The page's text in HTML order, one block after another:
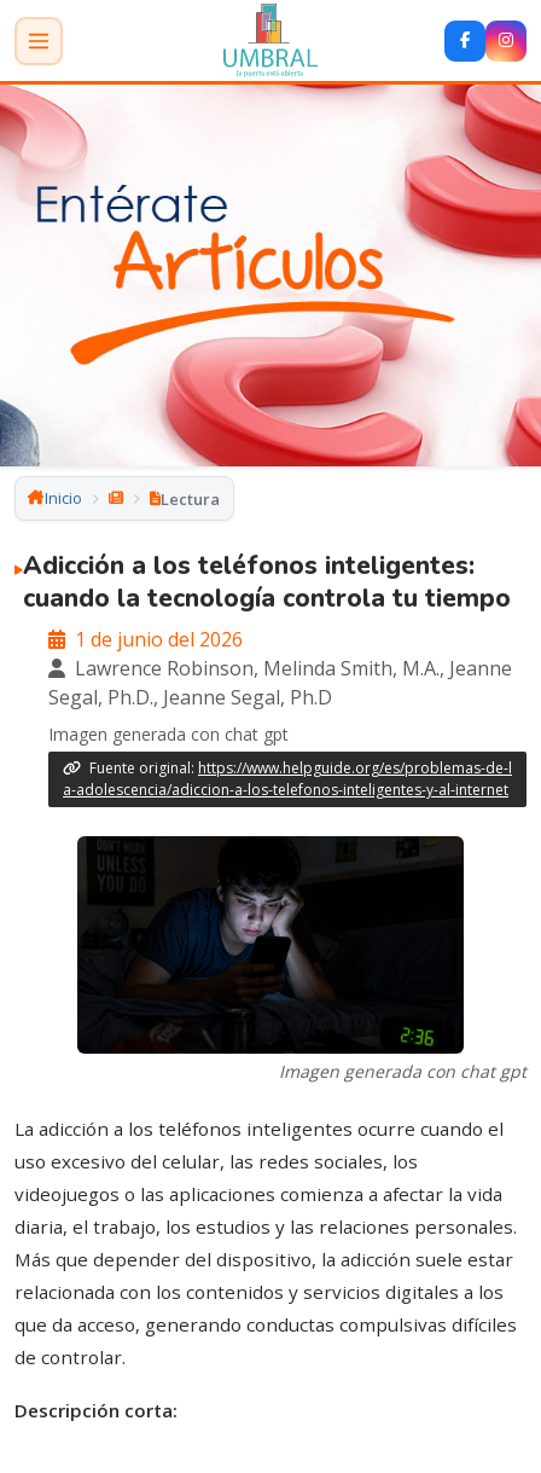
Inicio Lectura
Adicción a los teléfonos inteligentes:
cuando la tecnología controla tu tiempo
1 de junio del 2026
Lawrence Robinson, Melinda Smith, M.A., Jeanne
Segal, Ph.D., Jeanne Segal, Ph.D
Imagen generada con chat gpt
Fuente original: https://www.helpguide.org/es/problemas-de-l
a-adolescencia/adiccion-a-los-telefonos-inteligentes-y-al-internet
Imagen generada con chat gpt
La adicción a los teléfonos inteligentes ocurre cuando el
uso excesivo del celular, las redes sociales, los
videojuegos o las aplicaciones comienza a afectar la vida
diaria, el trabajo, los estudios y las relaciones personales.
Más que depender del dispositivo, la adicción suele estar
relacionada con los contenidos y servicios digitales a los
que da acceso, generando conductas compulsivas difíciles
de controlar.
Descripción corta: